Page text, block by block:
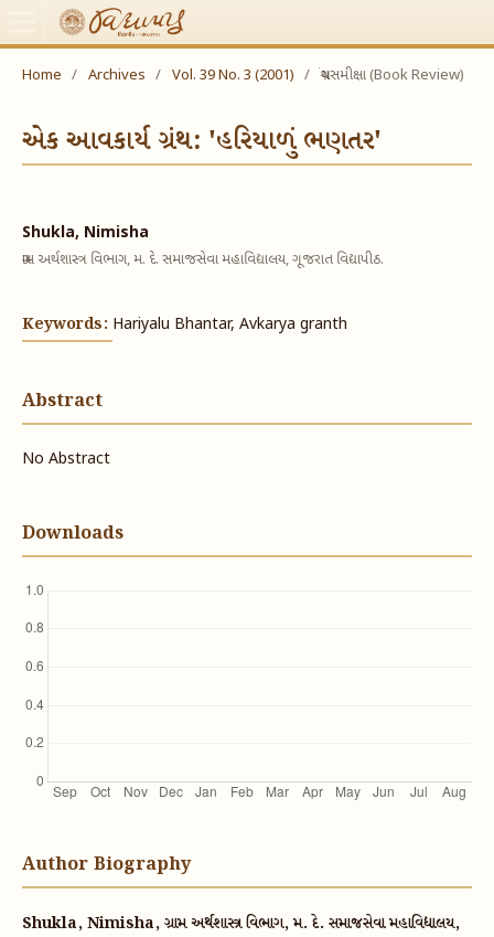
Home / Archives / Vol. 39 No. 3 (2001) / ગ્રંથસમીક્ષા (Book Review)
એક આવકાર્ય ગ્રંથ: 'હરિયાળું ભણતર'
Shukla, Nimisha
ગ્રામ અર્થશાસ્ત્ર વિભાગ, મ. દે. સમાજસેવા મહાવિદ્યાલય, ગૂજરાત વિદ્યાપીઠ.
Keywords: Hariyalu Bhantar, Avkarya granth
Abstract
No Abstract
Downloads
Author Biography
Shukla, Nimisha, ગ્રામ અર્થશાસ્ત્ર વિભાગ, મ. દે. સમાજસેવા મહાવિદ્યાલય,